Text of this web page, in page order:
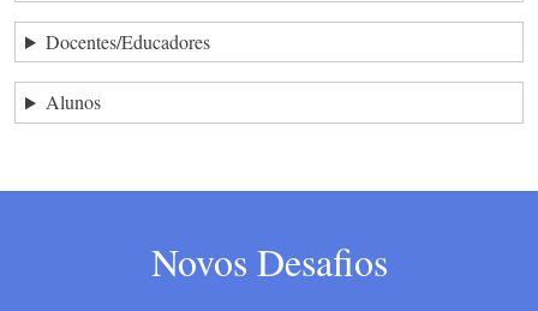
Docentes/Educadores
Alunos
Novos Desafios